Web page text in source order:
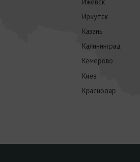
Иркутск
Казань
Калининград
Кемерово
Киев
Краснодар